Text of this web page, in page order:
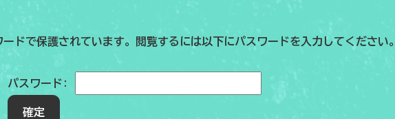
ドで保護されています。閲覧するには以下にパスワードを入力してください。
パスワード: